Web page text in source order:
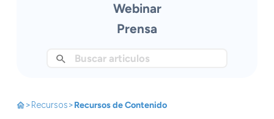
Webinar
Prensa
> Recursos>Recursos de Contenido